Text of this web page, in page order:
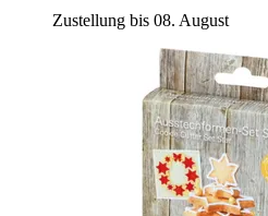
Zustellung bis 08. August